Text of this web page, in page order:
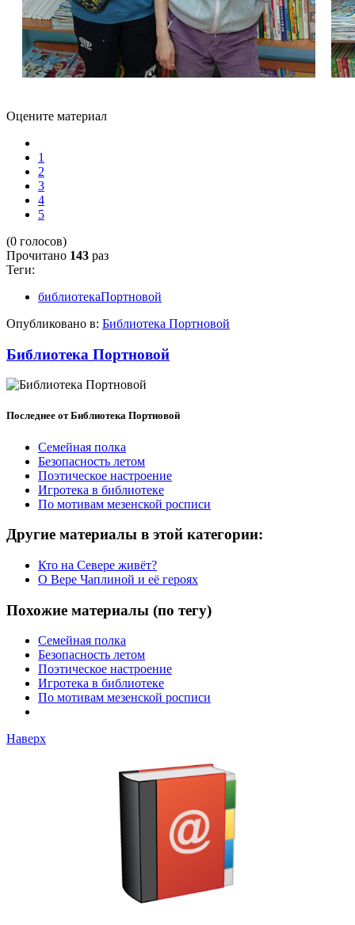
Оцените материал
1
2
3
4
5
(0 голосов)
Прочитано 143 раз
Теги:
библиотекаПортновой
Опубликовано в: Библиотека Портновой
Библиотека Портновой
Последнее от Библиотека Портновой
Семейная полка
Безопасность летом
Поэтическое настроение
Игротека в библиотеке
По мотивам мезенской росписи
Другие материалы в этой категории:
Кто на Севере живёт?
О Вере Чаплиной и её героях
Похожие материалы (по тегу)
Семейная полка
Безопасность летом
Поэтическое настроение
Игротека в библиотеке
По мотивам мезенской росписи
Наверх